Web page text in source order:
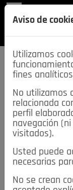
SECCIONES
≡NOTICIAS
NOTICIAS
Aviso de
Utilizamos
fines
No utilizamos
relacionada
perfil
navegación
visitados).
Usted puede
necesarias
No se crean